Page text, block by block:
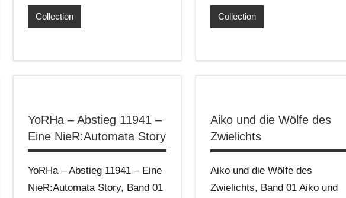
Collection Collection
YoRHa – Abstieg 11941 –
Eine NieR:Automata Story
YoRHa – Abstieg 11941 – Eine
NieR:Automata Story, Band 01
Aiko und die Wölfe des
Zwielichts
Aiko und die Wölfe des
Zwielichts, Band 01 Aiko und